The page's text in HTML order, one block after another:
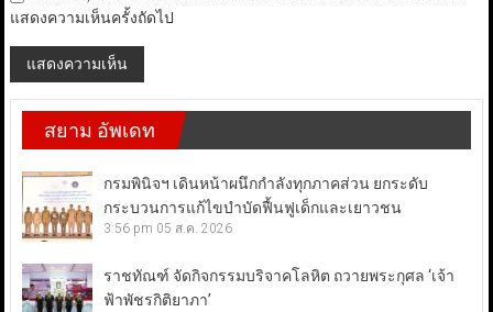
แสดงความเห็นครั้งถัดไป
สยาม อัพเดท
กรมพินิจฯ เดินหน้าผนึกกำลังทุกภาคส่วน ยกระดับ
กระบวนการแก้ไขบำบัดฟื้นฟูเด็กและเยาวชน
3:56 pm 05 ส.ค. 2026
ราชทัณฑ์ จัดกิจกรรมบริจาคโลหิต ถวายพระกุศล ‘เจ้า
ฟ้าพัชรกิติยาภา’